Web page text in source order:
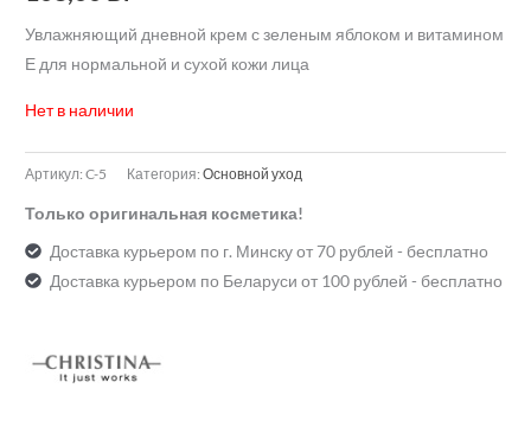
Увлажняющий дневной крем с зеленым яблоком и витамином
Е для нормальной и сухой кожи лица
Нет в наличии
Артикул:C-5 Категория:Основной уход
Только оригинальная косметика!
Доставка курьером по г. Минску от 70 рублей - бесплатно
Доставка курьером по Беларуси от 100 рублей - бесплатно